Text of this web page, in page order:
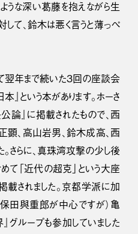
うな深い葛藤を抱えながら生
して、鈴木は悪く言うと薄っぺ
年まで続いた３回の座談会
』という本があります。ホーさ
論』に掲載されたもので、西
、高山岩男、鈴木成高、西
さらに、真珠湾攻撃の少し後
て「近代の超克」という大座
載されました。京都学派に加
田與重郎が中心ですが）亀
グループも参加していました